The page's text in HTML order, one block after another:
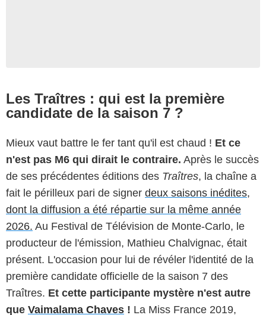
Les Traîtres : qui est la première
candidate de la saison 7 ?
Mieux vaut battre le fer tant qu'il est chaud ! Et ce
n'est pas M6 qui dirait le contraire. Après le succès
de ses précédentes éditions des Traîtres, la chaîne a
fait le périlleux pari de signer deux saisons inédites,
dont la diffusion a été répartie sur la même année
2026. Au Festival de Télévision de Monte-Carlo, le
producteur de l'émission, Mathieu Chalvignac, était
présent. L'occasion pour lui de révéler l'identité de la
première candidate officielle de la saison 7 des
Traîtres. Et cette participante mystère n'est autre
que Vaimalama Chaves ! La Miss France 2019,